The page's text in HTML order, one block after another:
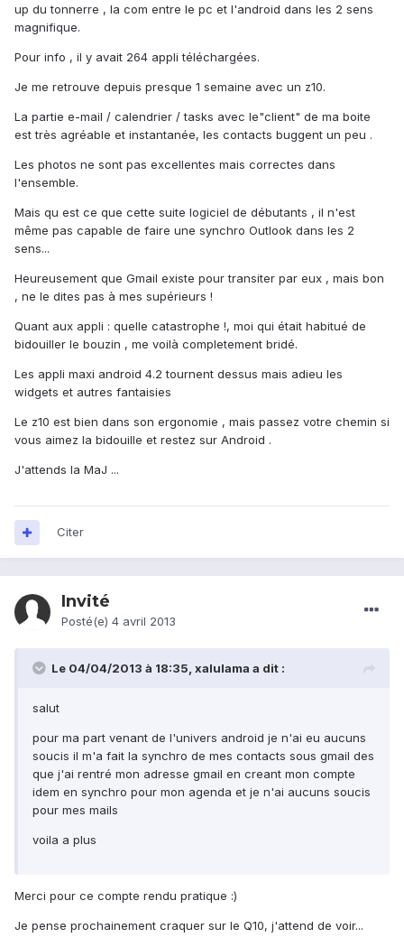
up du tonnerre , la com entre le pc et l'android dans les 2 sens
magnifique.
Pour info , il y avait 264 appli téléchargées.
Je me retrouve depuis presque 1 semaine avec un z10.
La partie e-mail / calendrier / tasks avec le"client" de ma boite
est très agréable et instantanée, les contacts buggent un peu .
Les photos ne sont pas excellentes mais correctes dans
l'ensemble.
Mais qu est ce que cette suite logiciel de débutants , il n'est
même pas capable de faire une synchro Outlook dans les 2
sens...
Heureusement que Gmail existe pour transiter par eux , mais bon
, ne le dites pas à mes supérieurs !
Quant aux appli : quelle catastrophe !, moi qui était habitué de
bidouiller le bouzin , me voilà completement bridé.
Les appli maxi android 4.2 tournent dessus mais adieu les
widgets et autres fantaisies
Le z10 est bien dans son ergonomie , mais passez votre chemin si
vous aimez la bidouille et restez sur Android .
J'attends la MaJ ...
Citer
Invité
Posté(e) 4 avril 2013
Le 04/04/2013 à 18:35, xalulama a dit :
salut
pour ma part venant de l'univers android je n'ai eu aucuns
soucis il m'a fait la synchro de mes contacts sous gmail des
que j'ai rentré mon adresse gmail en creant mon compte
idem en synchro pour mon agenda et je n'ai aucuns soucis
pour mes mails
voila a plus
Merci pour ce compte rendu pratique :)
Je pense prochainement craquer sur le Q10, j'attend de voir...